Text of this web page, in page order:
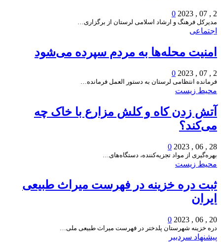
2 , 07 , 2023
0
مدیرکل فرهنگ و ارشاد اسلامی لرستان از برگزاری…
اجتماعی
امنیت محله‌ها به مردم سپرده می‌شود
2 , 07 , 2023
0
فرمانده انتظامی لرستان به دستور العمل فرمانده…
محیط زیست
آتش زدن کاه و کلش مزارع با خاک چه
می‌کند؟
28 , 06 , 2023
0
بهره‌گیری از مواد تجزیه‌كننده، دستگاه‌های…
محیط زیست
ثبت دره خزینه در فهرست میراث طبیعی
ایران
20 , 06 , 2023
0
دره خزینه شهرستان پلدختر در فهرست میراث طبیعی ملی…
پیشنهاد سردبیر